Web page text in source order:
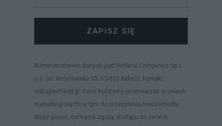
ZAPISZ SIĘ
Administratorem danych jest Netland Computers Sp z
o.o. (ul. Wrocławska 35, 62-800 Kalisz), kontakt:
rodo@netland.pl. Dane będziemy przetwarzać w celach
marketingowych, w tym do przesyłania newsletterów.
Masz prawo: cofnięcia zgody, dostępu do swoich